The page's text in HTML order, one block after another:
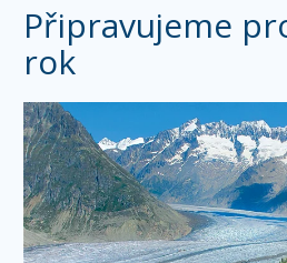
Připravujeme
rok